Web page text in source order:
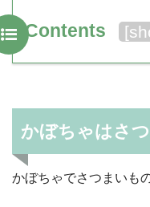
Contents [
かぼちゃはさ
かぼちゃでさつまいも